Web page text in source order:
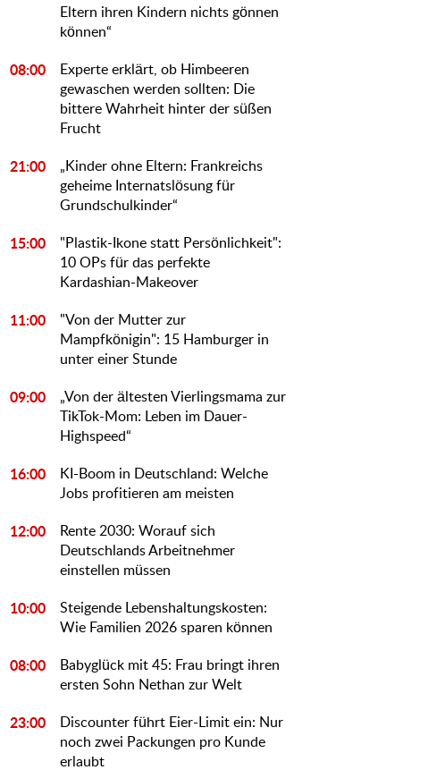
Eltern ihren Kindern nichts gönnen
können“
08:00
Experte erklärt, ob Himbeeren
gewaschen werden sollten: Die
bittere Wahrheit hinter der süßen
Frucht
21:00
„Kinder ohne Eltern: Frankreichs
geheime Internatslösung für
Grundschulkinder“
15:00
"Plastik-Ikone statt Persönlichkeit":
10 OPs für das perfekte
Kardashian-Makeover
11:00
"Von der Mutter zur
Mampfkönigin": 15 Hamburger in
unter einer Stunde
09:00
„Von der ältesten Vierlingsmama zur
TikTok-Mom: Leben im Dauer-
Highspeed“
16:00
KI-Boom in Deutschland: Welche
Jobs profitieren am meisten
12:00
Rente 2030: Worauf sich
Deutschlands Arbeitnehmer
einstellen müssen
10:00
Steigende Lebenshaltungskosten:
Wie Familien 2026 sparen können
08:00
Babyglück mit 45: Frau bringt ihren
ersten Sohn Nethan zur Welt
23:00
Discounter führt Eier-Limit ein: Nur
noch zwei Packungen pro Kunde
erlaubt